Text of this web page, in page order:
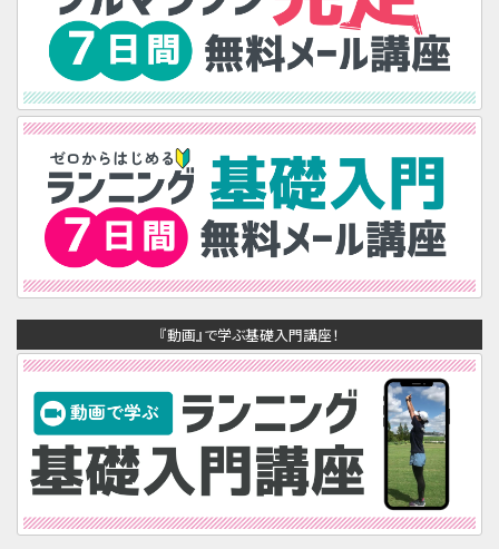
『動画』で学ぶ基礎入門講座！